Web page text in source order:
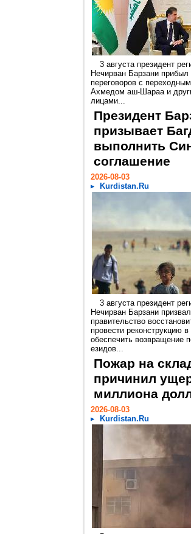
3 августа президент
Нечирван Барзани
переговоров с
Ахмедом аш-Шараа и
лицами...
Президент
призывает
выполнить
соглашение
2026-08-03
Kurdistan.Ru
3 августа президент
Нечирван Барзани
правительство
провести реконструкцию
обеспечить возвращение
езидов...
Пожар на
причинил
миллиона
2026-08-03
Kurdistan.Ru